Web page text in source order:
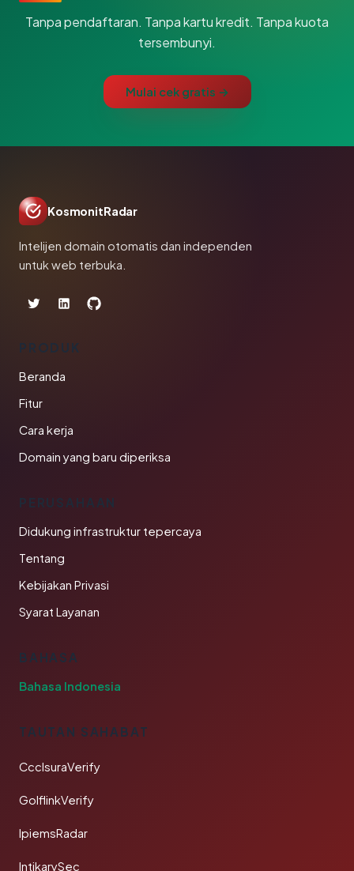
Tanpa pendaftaran. Tanpa kartu kredit. Tanpa kuota
tersembunyi.
Mulai cek gratis →
KosmonitRadar
Intelijen domain otomatis dan independen
untuk web terbuka.
PRODUK
Beranda
Fitur
Cara kerja
Domain yang baru diperiksa
PERUSAHAAN
Didukung infrastruktur tepercaya
Tentang
Kebijakan Privasi
Syarat Layanan
BAHASA
Bahasa Indonesia
TAUTAN SAHABAT
CcclsuraVerify
GolflinkVerify
IpiemsRadar
IntikarySec